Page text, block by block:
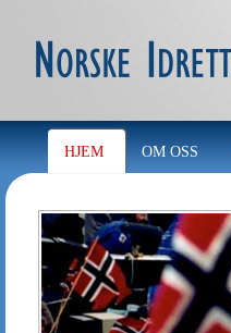
HJEM OM OSS